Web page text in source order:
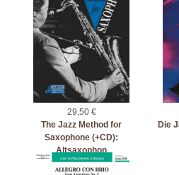
29,50 €
The Jazz Method for
Saxophone (+CD):
Altsaxophon
Die